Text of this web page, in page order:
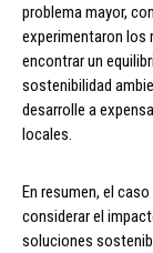
problema mayor,
experimentaron los
encontrar un
sostenibilidad
desarrolle a
locales.
En resumen, el
considerar el
soluciones